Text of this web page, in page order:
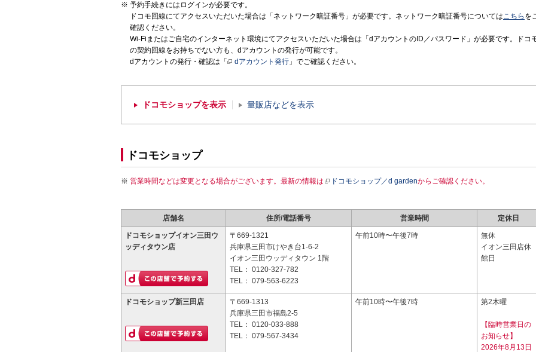
予約手続きにはログインが必要です。
ドコモ回線にてアクセスいただいた場合は「ネットワーク暗証番号」が必要です。ネットワーク暗証番号についてはこちら を
確認ください。
Wi-Fiまたはご自宅のインターネット環境にてアクセスいただいた場合は「dアカウントのID／パスワード」が必要です。ドコ
の契約回線をお持ちでない方も、dアカウントの発行が可能です。
dアカウントの発行・確認は「
dアカウント発行 」でご確認ください。
ドコモショップを表示 量販店などを表示
ドコモショップ
営業時間などは変更となる場合がございます。最新の情報は ドコモショップ／d gardenからご確認ください。
店舗名 住所/電話番号 営業時間 定休日
ドコモショップイオン三田ウ
ッディタウン店
〒669-1321
兵庫県三田市けやき台1-6-2
イオン三田ウッディタウン 1階
TEL： 0120-327-782
TEL： 079-563-6223
午前10時〜午後7時
無休
イオン三田店休
館日
ドコモショップ新三田店
〒669-1313
兵庫県三田市福島2-5
TEL： 0120-033-888
TEL： 079-567-3434
午前10時〜午後7時 第2木曜
【臨時営業日の
お知らせ】
2026年8月13日